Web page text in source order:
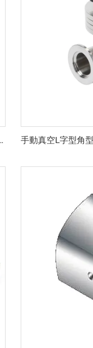
ト FKMシール付き 高品質真空バタフライバルブ